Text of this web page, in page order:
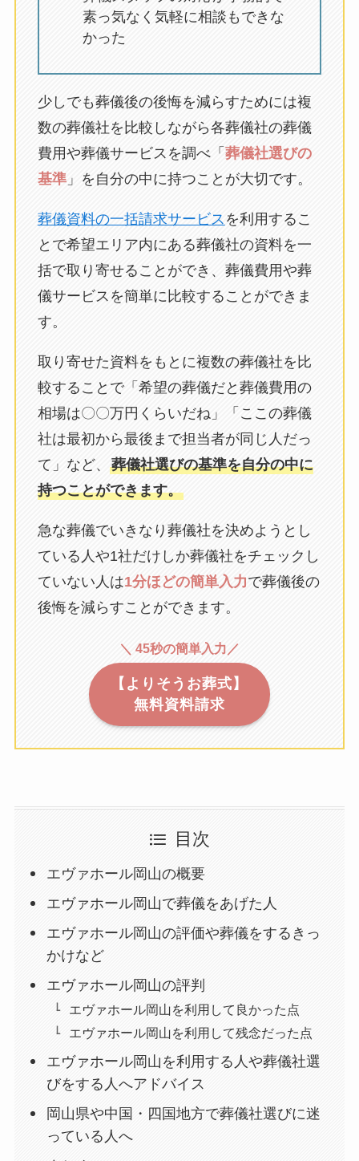
素っ気なく気軽に相談もできな
かった
少しでも葬儀後の後悔を減らすためには複
数の葬儀社を比較しながら各葬儀社の葬儀
費用や葬儀サービスを調べ「 葬儀社選びの
基準」を自分の中に持つことが大切です。
葬儀資料の一括請求サービス を利用するこ
とで希望エリア内にある葬儀社の資料を一
括で取り寄せることができ、葬儀費用や葬
儀サービスを簡単に比較することができま
す。
取り寄せた資料をもとに複数の葬儀社を比
較することで「希望の葬儀だと葬儀費用の
相場は〇〇万円くらいだね」「ここの葬儀
社は最初から最後まで担当者が同じ人だっ
て」など、 葬儀社選びの基準を自分の中に
持つことができます。
急な葬儀でいきなり葬儀社を決めようとし
ている人や1社だけしか葬儀社をチェックし
ていない人は1分ほどの簡単入力で葬儀後の
後悔を減らすことができます。
＼ 45秒の簡単入力／
【よりそうお葬式】
無料資料請求
目次
エヴァホール岡山の概要
エヴァホール岡山で葬儀をあげた人
エヴァホール岡山の評価や葬儀をするきっ
かけなど
エヴァホール岡山の評判
エヴァホール岡山を利用して良かった点
エヴァホール岡山を利用して残念だった点
エヴァホール岡山を利用する人や葬儀社選
びをする人へアドバイス
岡山県や中国・四国地方で葬儀社選びに迷
っている人へ